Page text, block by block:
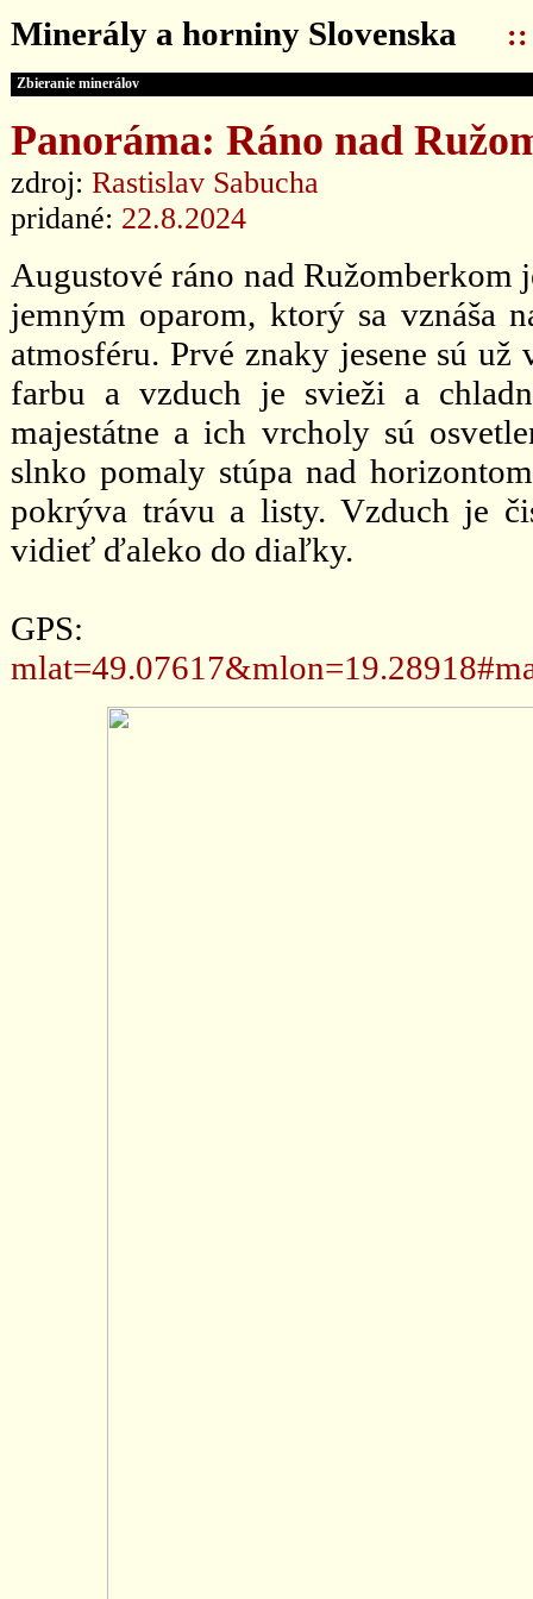
Minerály a horniny Slovenska ::
Zbieranie minerálov
Panoráma: Ráno nad
zdroj: Rastislav Sabucha
pridané: 22.8.2024
Augustové ráno nad Ružomberkom
jemným oparom, ktorý sa vznáša
atmosféru. Prvé znaky jesene sú
farbu a vzduch je svieži a
majestátne a ich vrcholy sú
slnko pomaly stúpa nad
pokrýva trávu a listy. Vzduch je
vidieť ďaleko do diaľky.